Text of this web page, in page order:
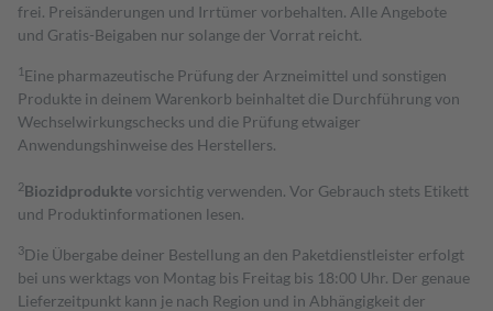
frei. Preisänderungen und Irrtümer vorbehalten. Alle Angebote
und Gratis-Beigaben nur solange der Vorrat reicht.
1 Eine pharmazeutische Prüfung der Arzneimittel und sonstigen
Produkte in deinem Warenkorb beinhaltet die Durchführung von
Wechselwirkungschecks und die Prüfung etwaiger
Anwendungshinweise des Herstellers.
2Biozidproduktevorsichtig verwenden. Vor Gebrauch stets Etikett
und Produktinformationen lesen.
3Die Übergabe deiner Bestellung an den Paketdienstleister erfolgt
bei uns werktags von Montag bis Freitag bis 18:00 Uhr. Der genaue
Lieferzeitpunkt kann je nach Region und in Abhängigkeit der